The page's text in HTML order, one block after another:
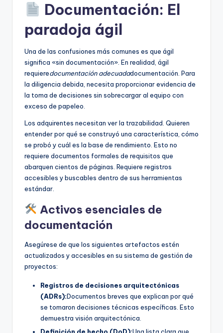
Documentación: El
paradoja ágil
Una de las confusiones más comunes es que ágil
significa «sin documentación». En realidad, ágil
requieredocumentación adecuadadocumentación. Para
la diligencia debida, necesita proporcionar evidencia de
la toma de decisiones sin sobrecargar al equipo con
exceso de papeleo.
Los adquirentes necesitan ver la trazabilidad. Quieren
entender por qué se construyó una característica, cómo
se probó y cuál es la base de rendimiento. Esto no
requiere documentos formales de requisitos que
abarquen cientos de páginas. Requiere registros
accesibles y buscables dentro de sus herramientas
estándar.
Activos esenciales de
documentación
Asegúrese de que los siguientes artefactos estén
actualizados y accesibles en su sistema de gestión de
proyectos:
Registros de decisiones arquitectónicas
(ADRs):Documentos breves que explican por qué
se tomaron decisiones técnicas específicas. Esto
demuestra visión arquitectónica.